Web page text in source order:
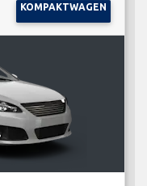
KOMPAKTWAGEN